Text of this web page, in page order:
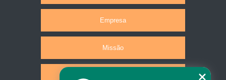
Empresa
Missão